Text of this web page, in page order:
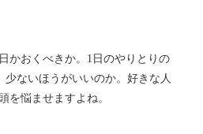
かおくべきか。1日のやりとりの
ないほうがいいのか。好きな人
を悩ませますよね。